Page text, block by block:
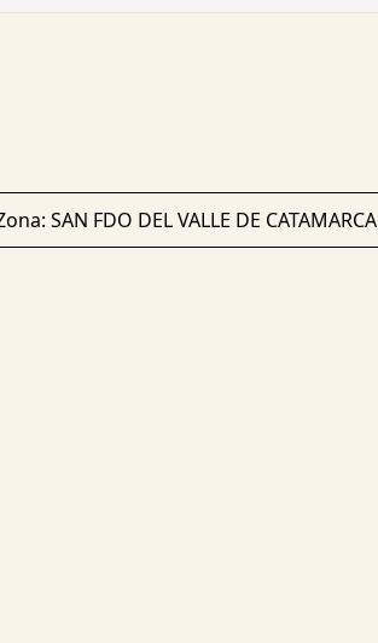
Localidad / Zona: SAN FDO DEL VALLE DE CATAMARCA